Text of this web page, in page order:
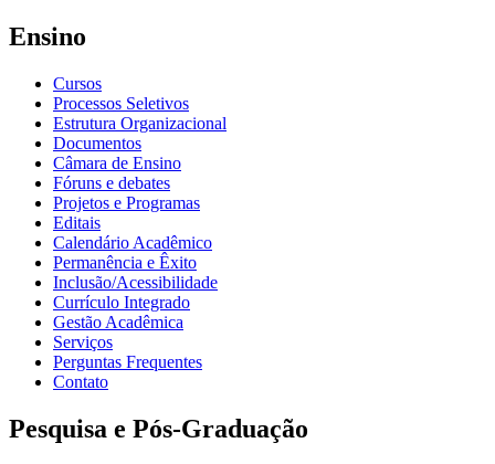
Ensino
Cursos
Processos Seletivos
Estrutura Organizacional
Documentos
Câmara de Ensino
Fóruns e debates
Projetos e Programas
Editais
Calendário Acadêmico
Permanência e Êxito
Inclusão/Acessibilidade
Currículo Integrado
Gestão Acadêmica
Serviços
Perguntas Frequentes
Contato
Pesquisa e Pós-Graduação